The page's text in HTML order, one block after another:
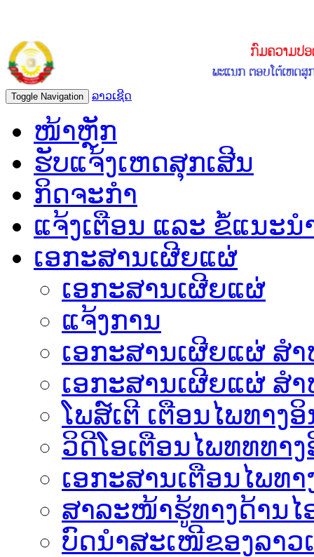
Toggle Navigation ລາວເຊີດ
ໜ້າຫຼັກ
ຮັບແຈ້ງເຫດສຸກເສີນ
ກິດຈະກຳ
ແຈ້ງເຕືອນ ແລະ ຂໍ້ແນະນ
ເອກະສານເຜີຍແຜ່
ເອກະສານເຜີຍແຜ່
ແຈ້ງການ
ເອກະສານເຜີຍແຜ່ ສ
ເອກະສານເຜີຍແຜ່ ສ
ໂພສ໌ເຕີ ເຕືອນໄພທາງອິ
ວິດີໂອເຕືອນໄພທທທາງ
ເອ​ກະ​ສານເຕືອນໄພທາ
ສາລະໜ້າຮູ້ທາງດ້ານໄ
ບົດນຳສະເໜີຂອງລາວ